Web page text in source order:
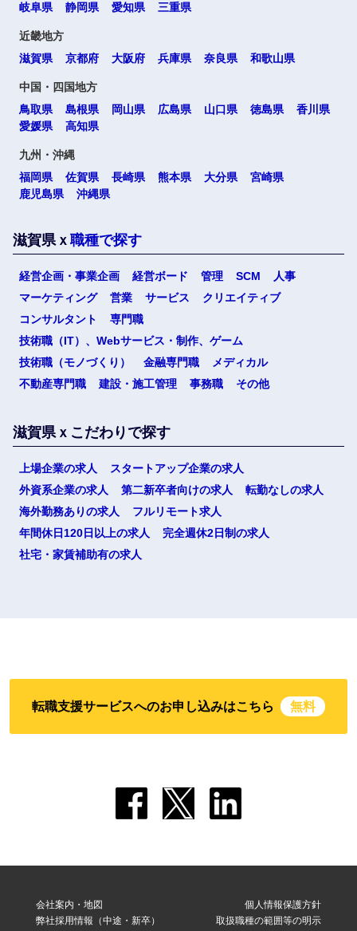
岐阜県
静岡県 愛知県 三重県
近畿地方
滋賀県
京都府 大阪府 兵庫県 奈良県 和歌山県
中国・四国地方
鳥取県
島根県 岡山県 広島県 山口県 徳島県
香川県
愛媛県
高知県
九州・沖縄
福岡県
佐賀県 長崎県 熊本県 大分県
宮崎県
鹿児島県
沖縄県
滋賀県ｘ 職種で探す
経営企画・事業企画 経営ボード 管理 SCM
人事
マーケティング
営業 サービス
クリエイティブ
コンサルタント
専門職
技術職（IT）、Webサービス・制作、ゲーム
技術職（モノづくり）
金融専門職
メディカル
不動産専門職
建設・施工管理 事務職 その他
滋賀県ｘこだわりで探す
上場企業の求人
スタートアップ企業の求人
外資系企業の求人
第二新卒者向けの求人
転勤なしの求人
海外勤務ありの求人
フルリモート求人
年間休日120日以上の求人
完全週休2日制の求人
社宅・家賃補助有の求人
転職支援サービスへのお申し込みはこちら 無料
会社案内・地図
弊社採用情報（中途・新卒）
個人情報保護方針
取扱職種の範囲等の明示